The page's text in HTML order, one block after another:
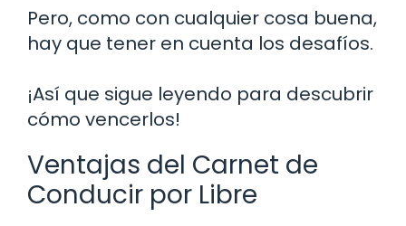
Pero, como con cualquier cosa buena,
hay que tener en cuenta los desafíos.
¡Así que sigue leyendo para descubrir
cómo vencerlos!
Ventajas del Carnet de
Conducir por Libre